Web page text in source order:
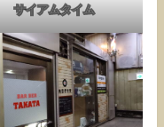
サイアムタイム